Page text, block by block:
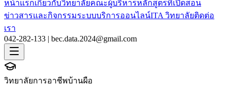
หน้าแรกเกี่ยวกับวิทยาลัยคณะผู้บริหารหลักสูตรที่เปิดสอน
ข่าวสารและกิจกรรมระบบบริการออนไลน์ITA วิทยาลัยติดต่อ
เรา
042-282-133 | bec.data.2024@gmail.com
วิทยาลัยการอาชีพบ้านผือ